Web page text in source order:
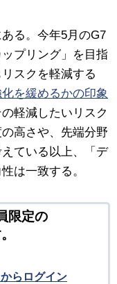
る。今年5月のG7
プリング」を目指
スクを軽減する
を緩めるかの印象
軽減したいリスク
高さや、先端分野
ている以上、「デ
は一致する。
限定の
らログイン